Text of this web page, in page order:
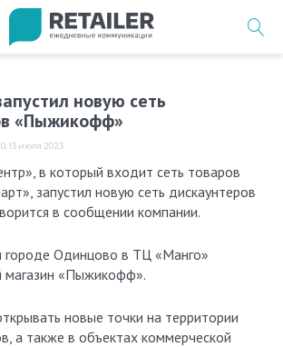
новую сеть
«Пыжикофф»
13 июля 2023
запустил новую сеть дискаунтеров
в сообщении компании.
Одинцово в ТЦ «Манго»
магазин «Пыжикофф».
новые точки на территории
а также в объектах коммерческой